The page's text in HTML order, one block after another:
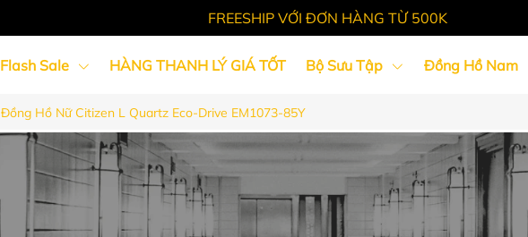
FREESHIP VỚI ĐƠN HÀNG TỪ 500K
Flash Sale HÀNG THANH LÝ GIÁ TỐT Bộ Sưu Tập Đồng Hồ Nam
Đồng Hồ Cặp Đôi
Đồng Hồ Nữ Citizen L Quartz Eco-Drive EM1073-85Y